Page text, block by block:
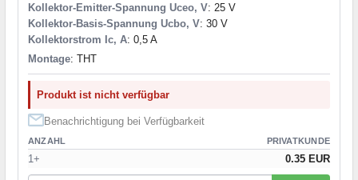
Kollektor-Emitter-Spannung Uceo, V: 25 V
Kollektor-Basis-Spannung Ucbo, V: 30 V
Kollektorstrom Ic, A: 0,5 A
Montage: THT
Produkt ist nicht verfügbar
Benachrichtigung bei Verfügbarkeit
ANZAHL PRIVATKUNDE
1+ 0.35 EUR